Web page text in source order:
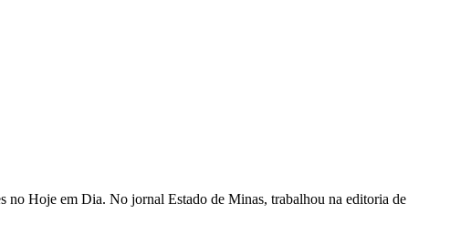
no Hoje em Dia. No jornal Estado de Minas, trabalhou na editoria de